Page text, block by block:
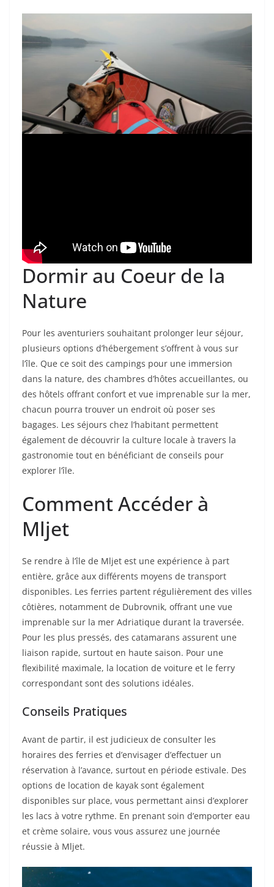
Dormir au Coeur de la
Nature
Pour les aventuriers souhaitant prolonger leur séjour,
plusieurs options d’hébergement s’offrent à vous sur
l’île. Que ce soit des campings pour une immersion
dans la nature, des chambres d’hôtes accueillantes, ou
des hôtels offrant confort et vue imprenable sur la mer,
chacun pourra trouver un endroit où poser ses
bagages. Les séjours chez l’habitant permettent
également de découvrir la culture locale à travers la
gastronomie tout en bénéficiant de conseils pour
explorer l’île.
Comment Accéder à
Mljet
Se rendre à l’île de Mljet est une expérience à part
entière, grâce aux différents moyens de transport
disponibles. Les ferries partent régulièrement des villes
côtières, notamment de Dubrovnik, offrant une vue
imprenable sur la mer Adriatique durant la traversée.
Pour les plus pressés, des catamarans assurent une
liaison rapide, surtout en haute saison. Pour une
flexibilité maximale, la location de voiture et le ferry
correspondant sont des solutions idéales.
Conseils Pratiques
Avant de partir, il est judicieux de consulter les
horaires des ferries et d’envisager d’effectuer un
réservation à l’avance, surtout en période estivale. Des
options de location de kayak sont également
disponibles sur place, vous permettant ainsi d’explorer
les lacs à votre rythme. En prenant soin d’emporter eau
et crème solaire, vous vous assurez une journée
réussie à Mljet.